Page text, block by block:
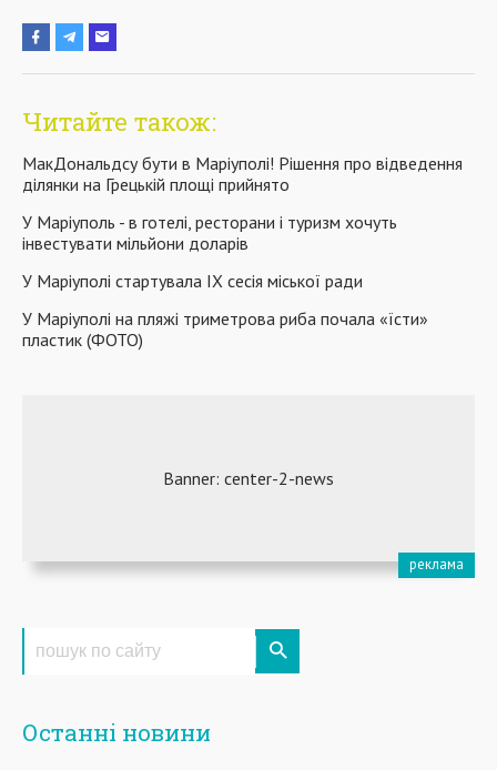
Читайте також:
МакДональдсу бути в Маріуполі! Рішення про відведення
ділянки на Грецькій площі прийнято
У Маріуполь - в готелі, ресторани і туризм хочуть
інвестувати мільйони доларів
У Маріуполі стартувала IХ сесія міської ради
У Маріуполі на пляжі триметрова риба почала «їсти»
пластик (ФОТО)
Останні новини